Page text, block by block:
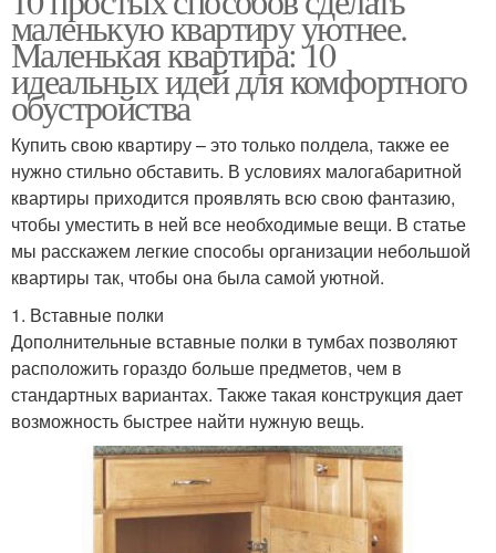
маленькую квартиру уютнее.
Маленькая квартира: 10
идеальных идей для комфортного
обустройства
Купить свою квартиру – это только полдела, также ее
нужно стильно обставить. В условиях малогабаритной
квартиры приходится проявлять всю свою фантазию,
чтобы уместить в ней все необходимые вещи. В статье
мы расскажем легкие способы организации небольшой
квартиры так, чтобы она была самой уютной.
1. Вставные полки
Дополнительные вставные полки в тумбах позволяют
расположить гораздо больше предметов, чем в
стандартных вариантах. Также такая конструкция дает
возможность быстрее найти нужную вещь.